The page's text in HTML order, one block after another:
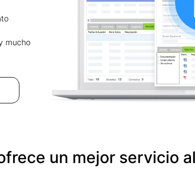
mucho
un mejor servicio